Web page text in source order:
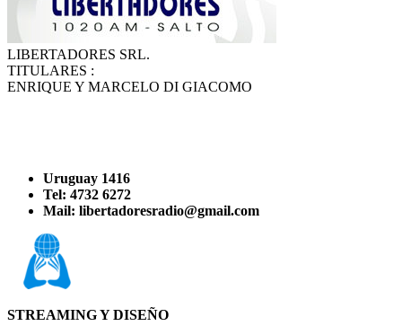
LIBERTADORES SRL.
TITULARES :
ENRIQUE Y MARCELO DI GIACOMO
Uruguay 1416
Tel: 4732 6272
Mail: libertadoresradio@gmail.com
STREAMING Y DISEÑO